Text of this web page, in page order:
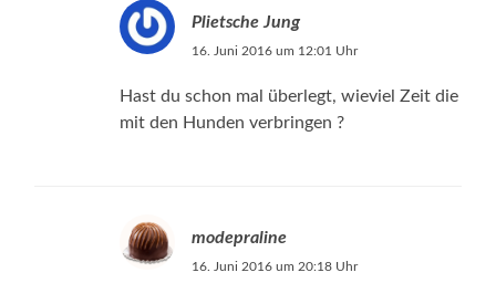
Plietsche Jung
16. Juni 2016 um 12:01 Uhr
Hast du schon mal überlegt, wieviel Zeit die
mit den Hunden verbringen ?
modepraline
16. Juni 2016 um 20:18 Uhr